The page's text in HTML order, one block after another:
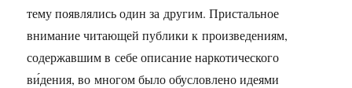
тему появлялись один за другим. Пристальное
внимание читающей публики к произведениям,
содержавшим в себе описание наркотического
ви́дения, во многом было обусловлено идеями